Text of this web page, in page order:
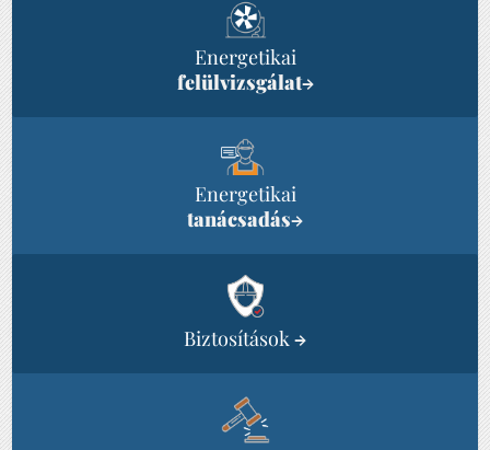
Energetikai
felülvizsgálat→
Energetikai
tanácsadás→
Biztosítások→